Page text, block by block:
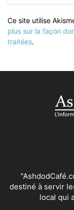
Ce site utilise
plus sur la façon
traitées.
destiné à servir
local qui